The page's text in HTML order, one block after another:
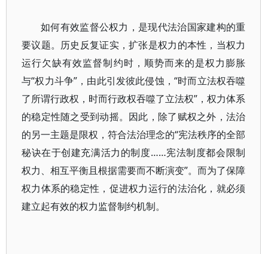
如何有效监督公权力，是现代法治国家建构的重
要议题。历史反复证实，扩张是权力的本性，当权力
运行欠缺有效监督制约时，顺势而来的是权力膨胀
与“权力斗争”，由此引发彼此侵蚀，“时而立法权吞噬
了所谓行政权，时而行政权吞噬了立法权”，权力体系
的稳定性随之受到动摇。因此，除了赋权之外，法治
的另一主题是限权，符合法治理念的“宪法秩序的全部
秘诀在于创建充满活力的制度……宪法制度都会限制
权力、相互平衡且根据需要而不断演变”。而为了保障
权力体系的稳定性，促进权力运行的法治化，就必须
建立起有效的权力监督制约机制。